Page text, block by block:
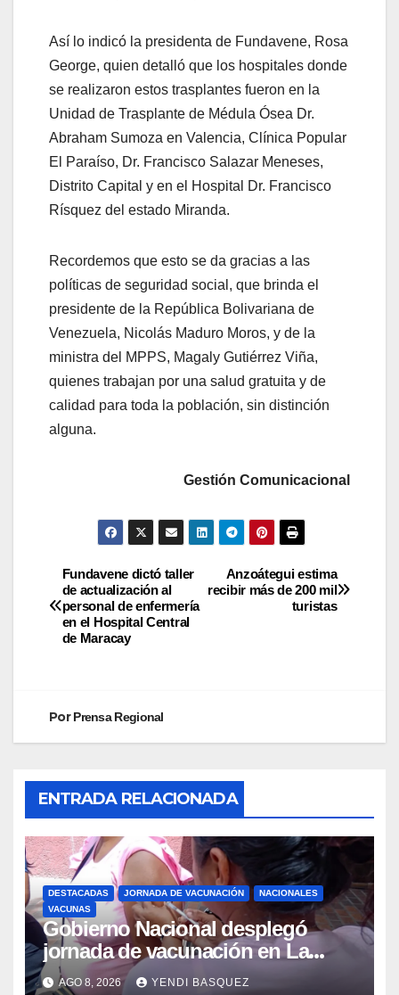
Así lo indicó la presidenta de Fundavene, Rosa
George, quien detalló que los hospitales donde
se realizaron estos trasplantes fueron en la
Unidad de Trasplante de Médula Ósea Dr.
Abraham Sumoza en Valencia, Clínica Popular
El Paraíso, Dr. Francisco Salazar Meneses,
Distrito Capital y en el Hospital Dr. Francisco
Rísquez del estado Miranda.
Recordemos que esto se da gracias a las
políticas de seguridad social, que brinda el
presidente de la República Bolivariana de
Venezuela, Nicolás Maduro Moros, y de la
ministra del MPPS, Magaly Gutiérrez Viña,
quienes trabajan por una salud gratuita y de
calidad para toda la población, sin distinción
alguna.
Gestión Comunicacional
Anzoátegui estima
recibir más de 200 mil
turistas
Fundavene dictó taller
de actualización al
personal de enfermería
en el Hospital Central
de Maracay
PorPrensa Regional
ENTRADA RELACIONADA
DESTACADAS JORNADA DE VACUNACIÓN
NACIONALES
VACUNAS
Gobierno Nacional desplegó
jornada de vacunación en La
Guaira para garantizar protección
AGO 8, 2026 YENDI BASQUEZ